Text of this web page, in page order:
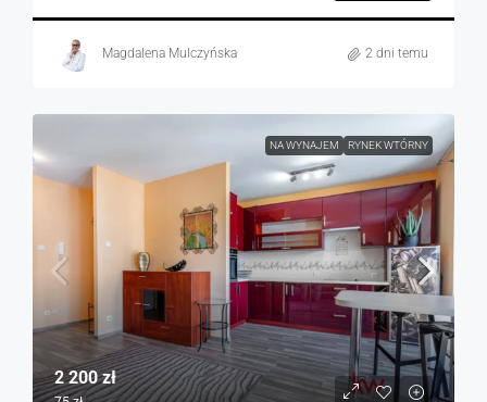
Magdalena Mulczyńska 2 dni temu
NA WYNAJEM RYNEK WTÓRNY
2 200 zł